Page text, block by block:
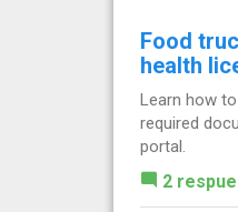
Food
health
Learn how
required
portal.
2